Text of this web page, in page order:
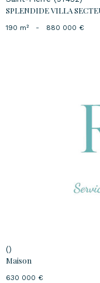
SPLENDIDE VILLA
190 m² - 880 000 €
()
Maison
630 000 €